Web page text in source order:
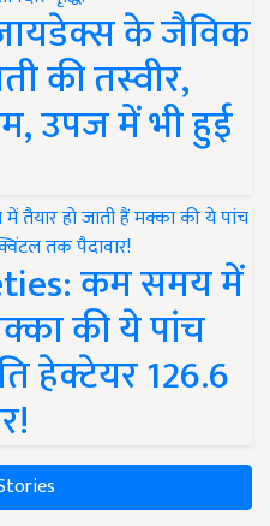
के जैविक
की तस्वीर,
उपज में भी हुई
कम समय में
की ये पांच
हेक्टेयर 126.6